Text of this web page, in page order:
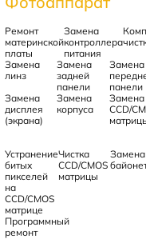
Ремонт
материнской
платы
Замена
контроллера
питания
Замена
линз
Замена
задней
панели
Замена
панели
Замена
дисплея
(экрана)
Замена
корпуса
Замена
CCD/
Устранение
битых
пикселей
на
CCD/CMOS
матрице
Чистка
CCD/CMOS
матрицы
Замена
Программный
ремонт